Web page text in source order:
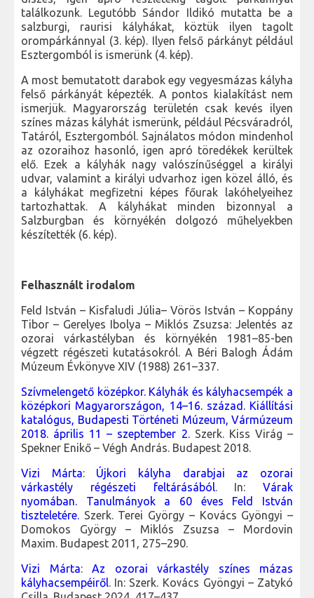
találkozunk. Legutóbb Sándor Ildikó mutatta be a
salzburgi, raurisi kályhákat, köztük ilyen tagolt
orompárkánnyal (3. kép). Ilyen felső párkányt például
Esztergomból is ismerünk (4. kép).
A most bemutatott darabok egy vegyesmázas kályha
felső párkányát képezték. A pontos kialakítást nem
ismerjük. Magyarország területén csak kevés ilyen
színes mázas kályhát ismerünk, például Pécsváradról,
Tatáról, Esztergomból. Sajnálatos módon mindenhol
az ozoraihoz hasonló, igen apró töredékek kerültek
elő. Ezek a kályhák nagy valószínűséggel a királyi
udvar, valamint a királyi udvarhoz igen közel álló, és
a kályhákat megfizetni képes főurak lakóhelyeihez
tartozhattak. A kályhákat minden bizonnyal a
Salzburgban és környékén dolgozó műhelyekben
készítették (6. kép).
Felhasznált irodalom
Feld István – Kisfaludi Júlia– Vörös István – Koppány
Tibor – Gerelyes Ibolya – Miklós Zsuzsa: Jelentés az
ozorai várkastélyban és környékén 1981–85-ben
végzett régészeti kutatásokról. A Béri Balogh Ádám
Múzeum Évkönyve XIV (1988) 261–337.
Szívmelengető középkor. Kályhák és kályhacsempék a
középkori Magyarországon, 14–16. század. Kiállítási
katalógus, Budapesti Történeti Múzeum, Vármúzeum
2018. április 11 – szeptember 2. Szerk. Kiss Virág –
Spekner Enikő – Végh András. Budapest 2018.
Vizi Márta: Újkori kályha darabjai az ozorai
várkastély régészeti feltárásából. In: Várak
nyomában. Tanulmányok a 60 éves Feld István
tiszteletére. Szerk. Terei György – Kovács Gyöngyi –
Domokos György – Miklós Zsuzsa – Mordovin
Maxim. Budapest 2011, 275–290.
Vizi Márta: Az ozorai várkastély színes mázas
kályhacsempéiről. In: Szerk. Kovács Gyöngyi – Zatykó